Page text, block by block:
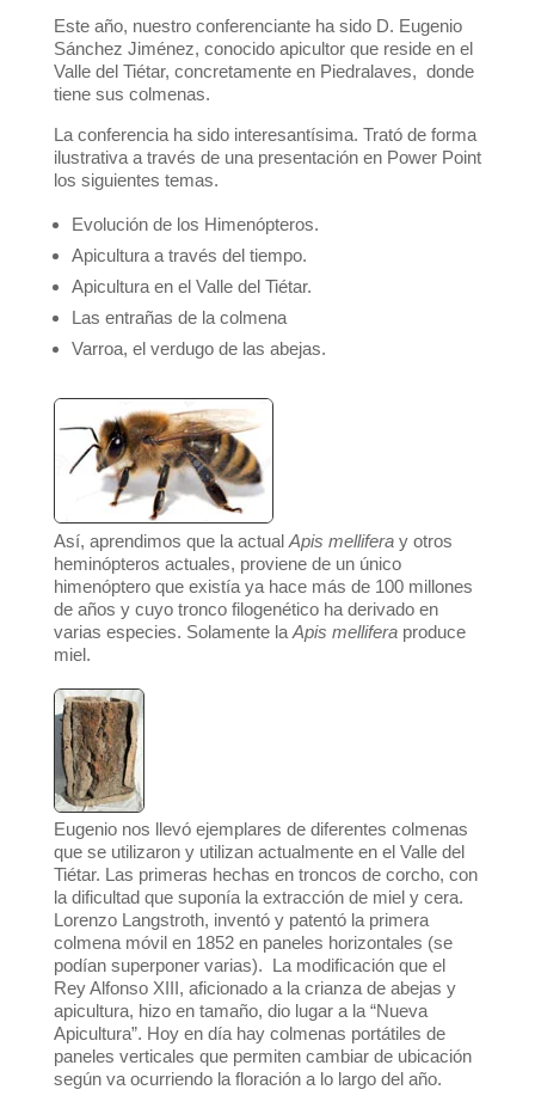
Este año, nuestro conferenciante ha sido D. Eugenio
Sánchez Jiménez, conocido apicultor que reside en el
Valle del Tiétar, concretamente en Piedralaves, donde
tiene sus colmenas.
La conferencia ha sido interesantísima. Trató de forma
ilustrativa a través de una presentación en Power Point
los siguientes temas.
Evolución de los Himenópteros.
Apicultura a través del tiempo.
Apicultura en el Valle del Tiétar.
Las entrañas de la colmena
Varroa, el verdugo de las abejas.
Así, aprendimos que la actualApis melliferay otros
heminópteros actuales, proviene de un único
himenóptero que existía ya hace más de 100 millones
de años y cuyo tronco filogenético ha derivado en
varias especies. Solamente laApis mellifera produce
miel.
Eugenio nos llevó ejemplares de diferentes colmenas
que se utilizaron y utilizan actualmente en el Valle del
Tiétar. Las primeras hechas en troncos de corcho, con
la dificultad que suponía la extracción de miel y cera.
Lorenzo Langstroth, inventó y patentó la primera
colmena móvil en 1852 en paneles horizontales (se
podían superponer varias). La modificación que el
Rey Alfonso XIII, aficionado a la crianza de abejas y
apicultura, hizo en tamaño, dio lugar a la “Nueva
Apicultura”. Hoy en día hay colmenas portátiles de
paneles verticales que permiten cambiar de ubicación
según va ocurriendo la floración a lo largo del año.